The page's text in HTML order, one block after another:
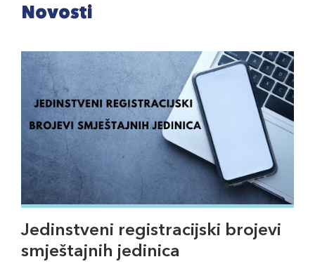
Novosti
Jedinstveni registracijski brojevi
smještajnih jedinica